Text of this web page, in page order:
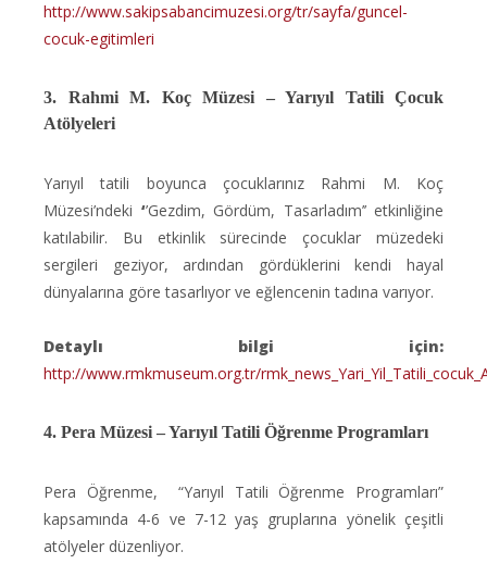
http://www.sakipsabancimuzesi.org/tr/sayfa/guncel-
cocuk-egitimleri
3. Rahmi M. Koç Müzesi – Yarıyıl Tatili Çocuk
Atölyeleri
Yarıyıl tatili boyunca çocuklarınız Rahmi M. Koç
Müzesi’ndeki ‘’Gezdim, Gördüm, Tasarladım’’ etkinliğine
katılabilir. Bu etkinlik sürecinde çocuklar müzedeki
sergileri geziyor, ardından gördüklerini kendi hayal
dünyalarına göre tasarlıyor ve eğlencenin tadına varıyor.
Detaylı bilgi için:
http://www.rmkmuseum.org.tr/
4. Pera Müzesi – Yarıyıl Tatili Öğrenme Programları
Pera Öğrenme, “Yarıyıl Tatili Öğrenme Programları”
kapsamında 4-6 ve 7-12 yaş gruplarına yönelik çeşitli
atölyeler düzenliyor.